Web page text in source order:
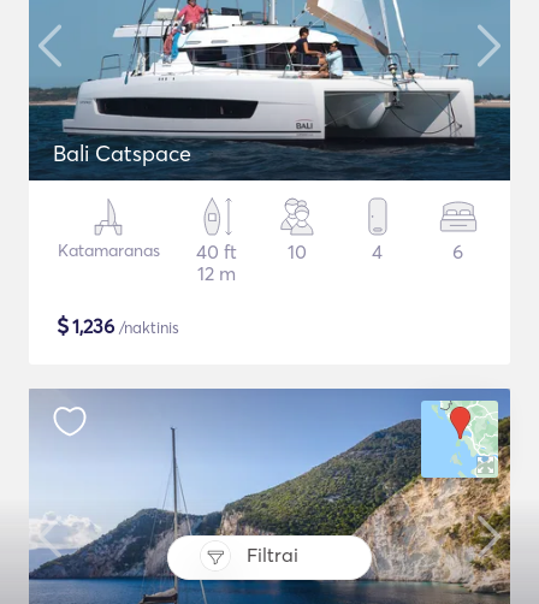
Filtrai
Bali Catspace
Katamaranas
40 ft
12 m
10 4 6
$1,236 /naktinis